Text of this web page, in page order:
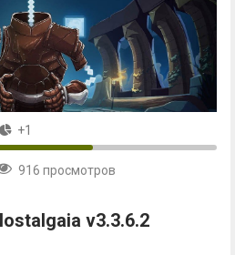
+1
916 просмотров
v3.3.6.2